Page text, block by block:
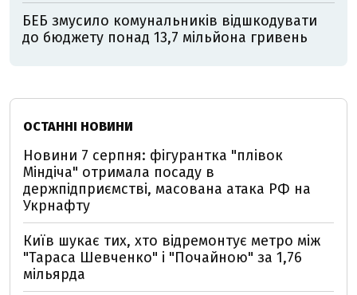
БЕБ змусило комунальників відшкодувати
до бюджету понад 13,7 мільйона гривень
ОСТАННІ НОВИНИ
Новини 7 серпня: фігурантка "плівок
Міндіча" отримала посаду в
держпідприємстві, масована атака РФ на
Укрнафту
Київ шукає тих, хто відремонтує метро між
"Тараса Шевченко" і "Почайною" за 1,76
мільярда